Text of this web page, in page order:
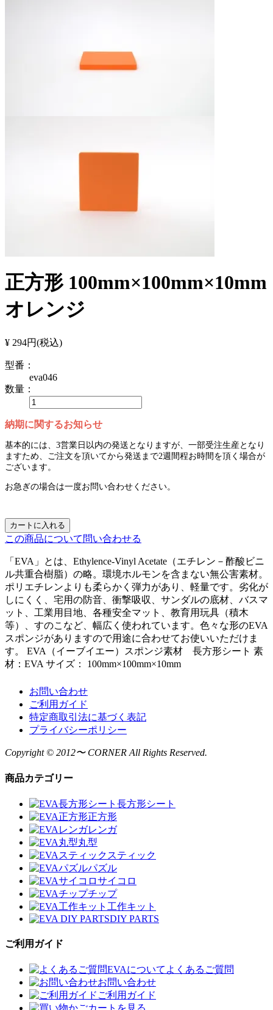
正方形 100mm×100mm×10mm
オレンジ
¥ 294円(税込)
型番：
eva046
数量：
納期に関するお知らせ
基本的には、3営業日以内の発送となりますが、一部受注生産となり
ますため、ご注文を頂いてから発送まで2週間程お時間を頂く場合が
ございます。
お急ぎの場合は一度お問い合わせください。
カートに入れる
この商品について問い合わせる
「EVA」とは、Ethylence-Vinyl Acetate（エチレン－酢酸ビニ
ル共重合樹脂）の略。環境ホルモンを含まない無公害素材。
ポリエチレンよりも柔らかく弾力があり、軽量です。劣化が
しにくく、宅用の防音、衝撃吸収、サンダルの底材、バスマ
ット、工業用目地、各種安全マット、教育用玩具（積木
等）、すのこなど、幅広く使われています。色々な形のEVA
スポンジがありますので用途に合わせてお使いいただけま
す。 EVA（イーブイエー）スポンジ素材 長方形シート 素
材：EVA サイズ： 100mm×100mm×10mm
お問い合わせ
ご利用ガイド
特定商取引法に基づく表記
プライバシーポリシー
Copyright © 2012〜 CORNER All Rights Reserved.
商品カテゴリー
長方形シート
正方形
レンガ
丸型
スティック
パズル
サイコロ
チップ
工作キット
DIY PARTS
ご利用ガイド
EVAについてよくあるご質問
お問い合わせ
ご利用ガイド
カートを見る